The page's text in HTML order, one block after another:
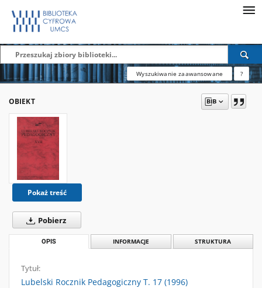
Wyszukiwanie zaawansowane ?
OBIEKT
Pokaż treść
Pobierz
OPIS INFORMACJE STRUKTURA
Tytuł:
Lubelski Rocznik Pedagogiczny T. 17 (1996)